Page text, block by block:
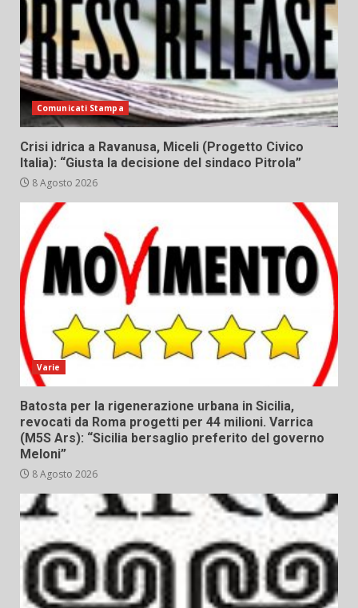
Comunicati Stampa
Crisi idrica a Ravanusa, Miceli (Progetto Civico
Italia): “Giusta la decisione del sindaco Pitrola”
8 Agosto 2026
Varie
Batosta per la rigenerazione urbana in Sicilia,
revocati da Roma progetti per 44 milioni. Varrica
(M5S Ars): “Sicilia bersaglio preferito del governo
Meloni”
8 Agosto 2026